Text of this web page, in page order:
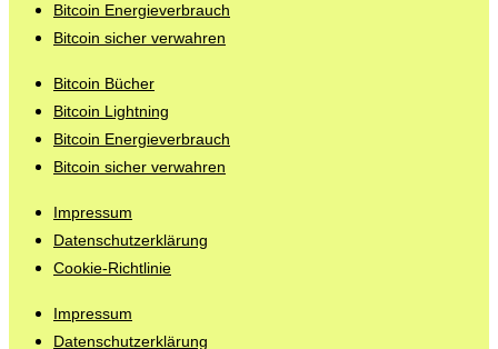
Bitcoin Energieverbrauch
Bitcoin sicher verwahren
Bitcoin Bücher
Bitcoin Lightning
Bitcoin Energieverbrauch
Bitcoin sicher verwahren
Impressum
Datenschutzerklärung
Cookie-Richtlinie
Impressum
Datenschutzerklärung